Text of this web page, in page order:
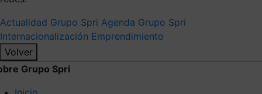
Actualidad Grupo Spri Agenda Grupo Spri
Internacionalización Emprendimiento
Volver
Grupo Spri